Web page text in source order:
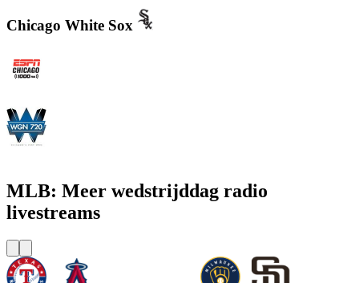
Chicago White Sox
MLB: Meer wedstrijddag radio
livestreams